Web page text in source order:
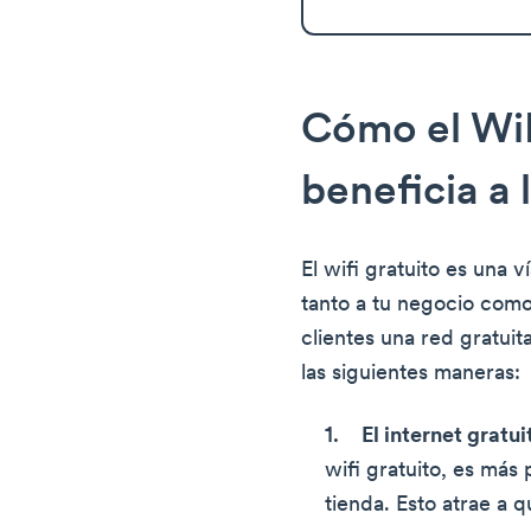
Cómo el
beneficia a
El wifi gratuito es una
tanto a tu negocio
clientes una red
las siguientes maneras:
El internet
wifi gratuito, es más
tienda. Esto atrae a